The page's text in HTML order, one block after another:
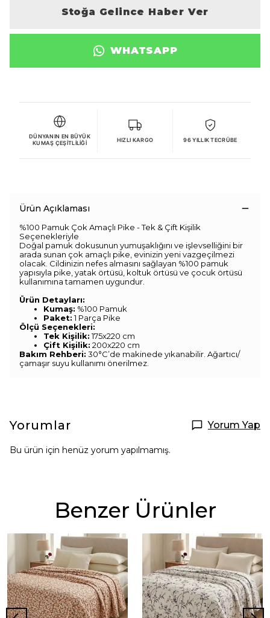
Stoğa Gelince Haber Ver
WHATSAPP
DÜNYANIN EN BÜYÜK
KUMAŞ ÇEŞITLILIĞI
HIZLI KARGO 96 YILLIK TECRÜBE
Ürün Açıklaması
%100 Pamuk Çok Amaçlı Pike - Tek & Çift Kişilik
Seçenekleriyle
Doğal pamuk dokusunun yumuşaklığını ve işlevselliğini bir
arada sunan çok amaçlı pike, evinizin yeni vazgeçilmezi
olacak. Cildinizin nefes almasını sağlayan %100 pamuk
yapısıyla pike, yatak örtüsü, koltuk örtüsü ve çocuk örtüsü
kullanımına tamamen uygundur.
Ürün Detayları:
Kumaş: %100 Pamuk
Paket:1 Parça Pike
Ölçü Seçenekleri:
Tek Kişilik:175x220 cm
Çift Kişilik: 200x220 cm
Bakım Rehberi: 30°C’de makinede yıkanabilir. Ağartıcı/
çamaşır suyu kullanımı önerilmez.
Yorumlar Yorum Yap
Bu ürün için henüz yorum yapılmamış.
Benzer Ürünler